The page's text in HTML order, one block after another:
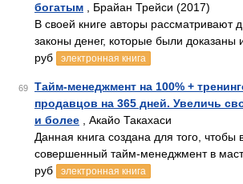
богатым , Брайан Трейси (2017)
В своей книге авторы рассматривают
законы денег, которые были
руб
электронная книга
69
Тайм-менеджмент на 100% +
продавцов на 365 дней. Увеличь
и более , Акайо Такахаси
Данная книга создана для того,
совершенный тайм-менеджмент в
руб
электронная книга